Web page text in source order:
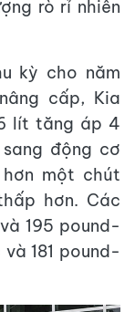
rò rỉ nhiên
kỳ cho năm
cấp, Kia
lít tăng áp 4
động cơ
một chút
hơn. Các
195 pound-
181 pound-